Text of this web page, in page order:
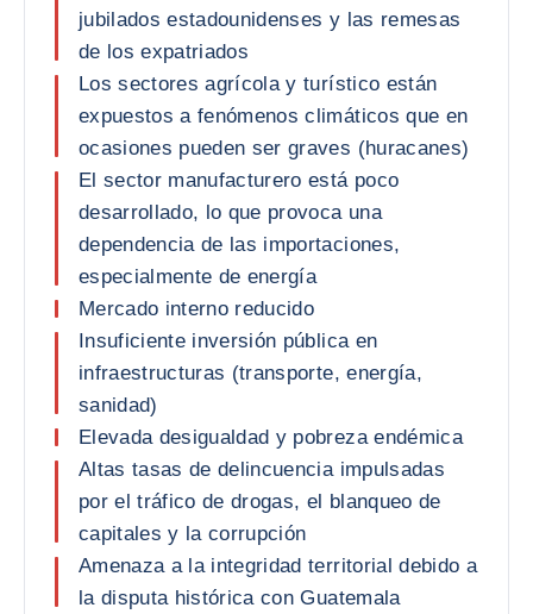
jubilados estadounidenses y las remesas
de los expatriados
Los sectores agrícola y turístico están
expuestos a fenómenos climáticos que en
ocasiones pueden ser graves (huracanes)
El sector manufacturero está poco
desarrollado, lo que provoca una
dependencia de las importaciones,
especialmente de energía
Mercado interno reducido
Insuficiente inversión pública en
infraestructuras (transporte, energía,
sanidad)
Elevada desigualdad y pobreza endémica
Altas tasas de delincuencia impulsadas
por el tráfico de drogas, el blanqueo de
capitales y la corrupción
Amenaza a la integridad territorial debido a
la disputa histórica con Guatemala